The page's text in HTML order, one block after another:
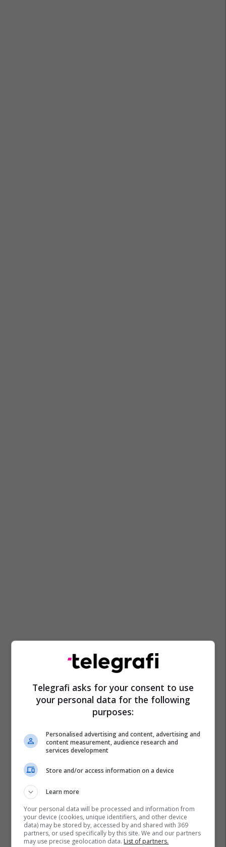
Telegrafi asks for your consent to use
your personal data for the following
purposes:
Personalised advertising and content, advertising and
content measurement, audience research and
services development
Store and/or access information on a device
Learn more
Your personal data will be processed and information from
your device (cookies, unique identifiers, and other device
data) may be stored by, accessed by and shared with 369
partners, or used specifically by this site. We and our partners
may use precise geolocation data. List of partners.